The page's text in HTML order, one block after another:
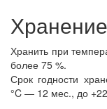
Хранение
Хранить при
более 75 %.
Срок годности
°C — 12 мес., до